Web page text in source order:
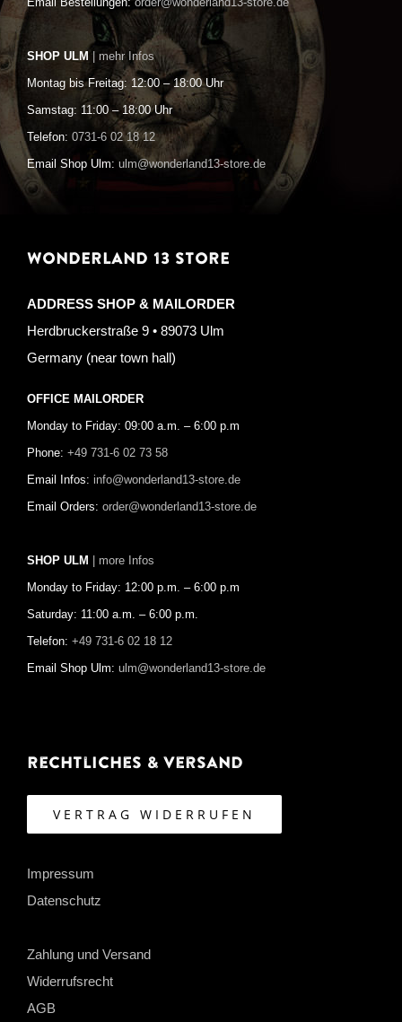
Email Bestellungen: order@wonderland13-store.de
SHOP ULM | mehr Infos
Montag bis Freitag: 12:00 – 18:00 Uhr
Samstag: 11:00 – 18:00 Uhr
Telefon: 0731-6 02 18 12
Email Shop Ulm: ulm@wonderland13-store.de
WONDERLAND 13 STORE
ADDRESS SHOP & MAILORDER
Herdbruckerstraße 9 • 89073 Ulm
Germany (near town hall)
OFFICE MAILORDER
Monday to Friday: 09:00 a.m. – 6:00 p.m
Phone: +49 731-6 02 73 58
Email Infos: info@wonderland13-store.de
Email Orders: order@wonderland13-store.de
SHOP ULM | more Infos
Monday to Friday: 12:00 p.m. – 6:00 p.m
Saturday: 11:00 a.m. – 6:00 p.m.
Telefon: +49 731-6 02 18 12
Email Shop Ulm: ulm@wonderland13-store.de
Rechtliches & Versand
VERTRAG WIDERRUFEN
Impressum
Datenschutz
Zahlung und Versand
Widerrufsrecht
AGB